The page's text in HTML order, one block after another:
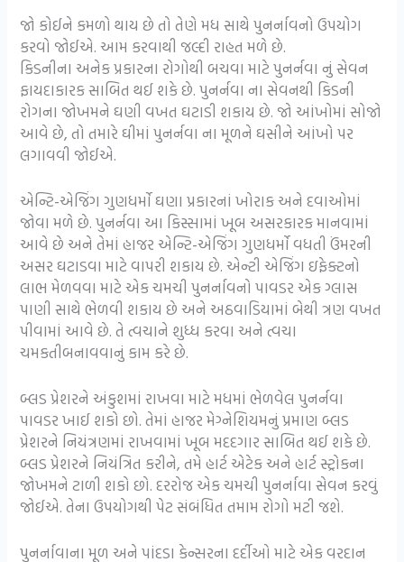
જો કોઈને કમળો થાય છે તો તેણે મધ સાથે પુનર્નાવનો ઉપયોગ
કરવો જોઈએ. આમ કરવાથી જલ્દી રાહત મળે છે.
કિડનીના અનેક પ્રકારના રોગોથી બચવા માટે પુનર્નવા નું સેવન
ફાયદાકારક સાબિત થઈ શકે છે. પુનર્નવા ના સેવનથી કિડની
રોગના જોખમને ઘણી વખત ઘટાડી શકાય છે. જો આંખોમાં સોજો
આવે છે, તો તમારે ઘીમાં પુનર્નવા ના મૂળને ઘસીને આંખો પર
લગાવવી જોઈએ.
એન્ટિ-એજિંગ ગુણધર્મો ઘણા પ્રકારનાં ખોરાક અને દવાઓમાં
જોવા મળે છે. પુનર્નવા આ કિસ્સામાં ખૂબ અસરકારક માનવામાં
આવે છે અને તેમાં હાજર એન્ટિ-એજિંગ ગુણધર્મો વધતી ઉંમરની
અસર ઘટાડવા માટે વાપરી શકાય છે. એન્ટી એજિંગ ઇફેક્ટનો
લાભ મેળવવા માટે એક ચમચી પુનર્નાવનો પાવડર એક ગ્લાસ
પાણી સાથે ભેળવી શકાય છે અને અઠવાડિયામાં બેથી ત્રણ વખત
પીવામાં આવે છે. તે ત્વચાને શુધ્ધ કરવા અને ત્વચા
ચમકતીબનાવવાનું કામ કરે છે.
બ્લડ પ્રેશરને અંકુશમાં રાખવા માટે મધમાં ભેળવેલ પુનર્નવા
પાવડર ખાઈ શકો છો. તેમાં હાજર મેગ્નેશિયમનું પ્રમાણ બ્લડ
પ્રેશરને નિયંત્રણમાં રાખવામાં ખૂબ મદદગાર સાબિત થઈ શકે છે.
બ્લડ પ્રેશરને નિયંત્રિત કરીને, તમે હાર્ટ એટેક અને હાર્ટ સ્ટ્રોકના
જોખમને ટાળી શકો છો. દરરોજ એક ચમચી પુનર્નાવા સેવન કરવું
જોઈએ. તેના ઉપયોગથી પેટ સંબંધિત તમામ રોગો મટી જશે.
પુનર્નાવાના મૂળ અને પાંદડા કેન્સરના દર્દીઓ માટે એક વરદાન